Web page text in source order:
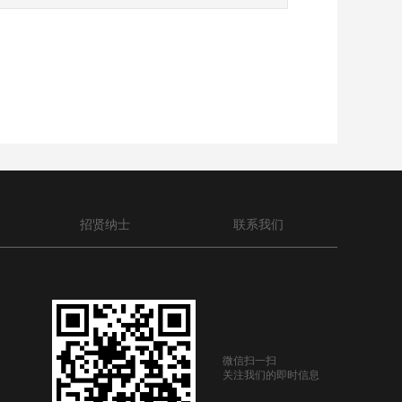
招贤纳士 联系我们
微信扫一扫
关注我们的即时信息